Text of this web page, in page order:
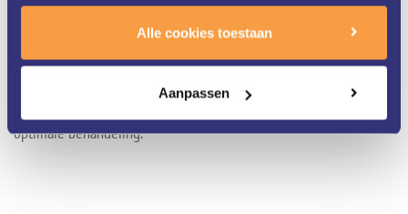
Alle cookies toestaan
Aanpassen
Helon Huidkliniek in Twente is al meer dan 25 jaar
laserbehandelingen. Ons gedreven team van huidtherapeuten
werkt nauw samen met de dermatologen van ZGT. Dit alles staat
optimale behandeling.